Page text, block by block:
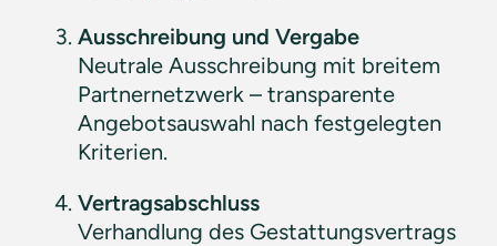
Ausschreibung und Vergabe
Neutrale Ausschreibung mit breitem
Partnernetzwerk – transparente
Angebotsauswahl nach festgelegten
Kriterien.
Vertragsabschluss
Verhandlung des Gestattungsvertrags